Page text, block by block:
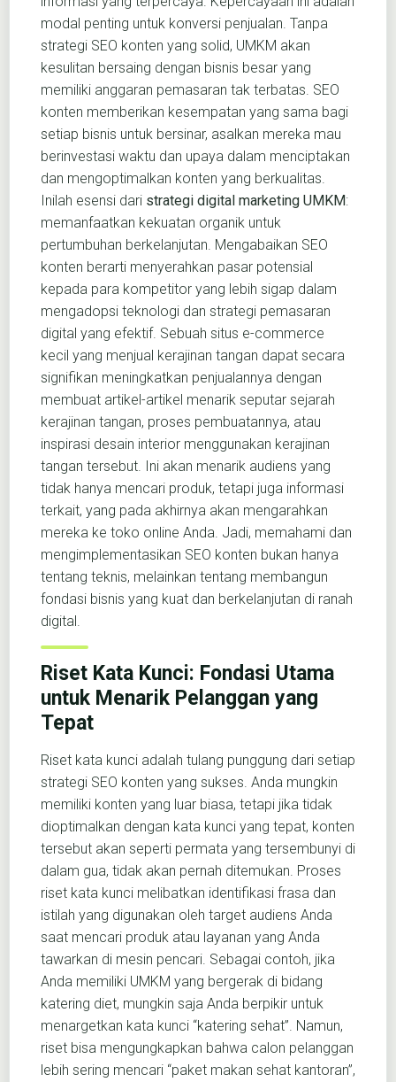
modal penting untuk konversi penjualan. Tanpa
strategi SEO konten yang solid, UMKM akan
kesulitan bersaing dengan bisnis besar yang
memiliki anggaran pemasaran tak terbatas. SEO
konten memberikan kesempatan yang sama bagi
setiap bisnis untuk bersinar, asalkan mereka mau
berinvestasi waktu dan upaya dalam menciptakan
dan mengoptimalkan konten yang berkualitas.
Inilah esensi dari strategi digital marketing UMKM:
memanfaatkan kekuatan organik untuk
pertumbuhan berkelanjutan. Mengabaikan SEO
konten berarti menyerahkan pasar potensial
kepada para kompetitor yang lebih sigap dalam
mengadopsi teknologi dan strategi pemasaran
digital yang efektif. Sebuah situs e-commerce
kecil yang menjual kerajinan tangan dapat secara
signifikan meningkatkan penjualannya dengan
membuat artikel-artikel menarik seputar sejarah
kerajinan tangan, proses pembuatannya, atau
inspirasi desain interior menggunakan kerajinan
tangan tersebut. Ini akan menarik audiens yang
tidak hanya mencari produk, tetapi juga informasi
terkait, yang pada akhirnya akan mengarahkan
mereka ke toko online Anda. Jadi, memahami dan
mengimplementasikan SEO konten bukan hanya
tentang teknis, melainkan tentang membangun
fondasi bisnis yang kuat dan berkelanjutan di ranah
digital.
Riset Kata Kunci: Fondasi Utama
untuk Menarik Pelanggan yang
Tepat
Riset kata kunci adalah tulang punggung dari setiap
strategi SEO konten yang sukses. Anda mungkin
memiliki konten yang luar biasa, tetapi jika tidak
dioptimalkan dengan kata kunci yang tepat, konten
tersebut akan seperti permata yang tersembunyi di
dalam gua, tidak akan pernah ditemukan. Proses
riset kata kunci melibatkan identifikasi frasa dan
istilah yang digunakan oleh target audiens Anda
saat mencari produk atau layanan yang Anda
tawarkan di mesin pencari. Sebagai contoh, jika
Anda memiliki UMKM yang bergerak di bidang
katering diet, mungkin saja Anda berpikir untuk
menargetkan kata kunci “katering sehat”. Namun,
riset bisa mengungkapkan bahwa calon pelanggan
lebih sering mencari “paket makan sehat kantoran”,